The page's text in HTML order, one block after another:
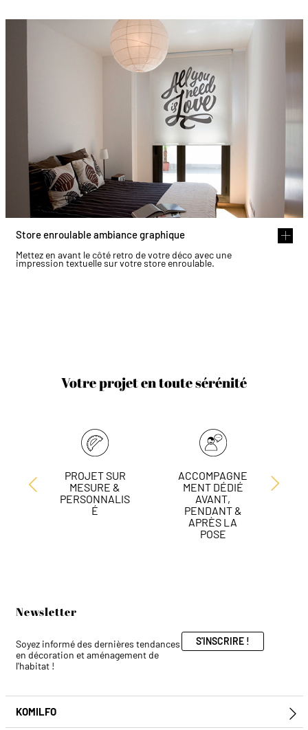
Store enroulable ambiance graphique
Mettez en avant le côté retro de votre déco avec une
impression textuelle sur votre store enroulable.
Votre projet en toute sérénité
PROJET SUR
MESURE &
PERSONNALIS
É
ACCOMPAGNE
MENT DÉDIÉ
AVANT,
PENDANT &
APRÈS LA
POSE
Newsletter
Soyez informé des dernières tendances
en décoration et aménagement de
l'habitat !
S'INSCRIRE !
KOMILFO